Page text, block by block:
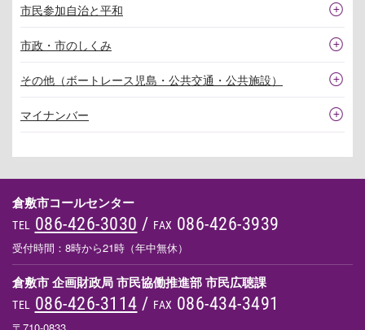
市民参加自治と平和
市政・市のしくみ
その他（ボートレース児島・公共交通・公共施設）
マイナンバー
倉敷市コールセンター
TEL 086-426-3030 / FAX 086-426-3939
受付時間：8時から21時（年中無休）
倉敷市 企画財政局 市民協働推進部 市民広聴課
TEL 086-426-3114 / FAX 086-434-3491